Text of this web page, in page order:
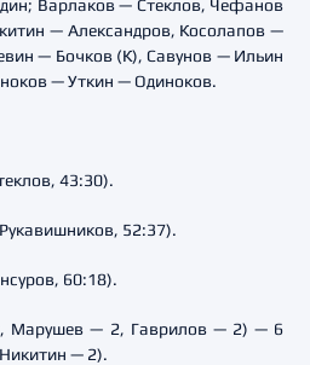
Варлаков — Стеклов, Чефанов
— Александров, Косолапов —
— Бочков (К), Савунов — Ильин
— Уткин — Одиноков.
43:30).
52:37).
60:18).
Марушев — 2, Гаврилов — 2) — 6
— 2).